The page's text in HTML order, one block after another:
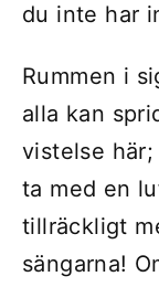
du inte har
Rummen i
alla kan
vistelse
ta med en
tillräckligt
sängarna!